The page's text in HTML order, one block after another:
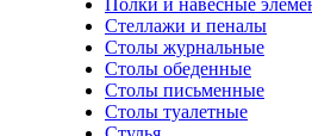
Полки и навесные
Стеллажи и пеналы
Столы журнальные
Столы обеденные
Столы письменные
Столы туалетные